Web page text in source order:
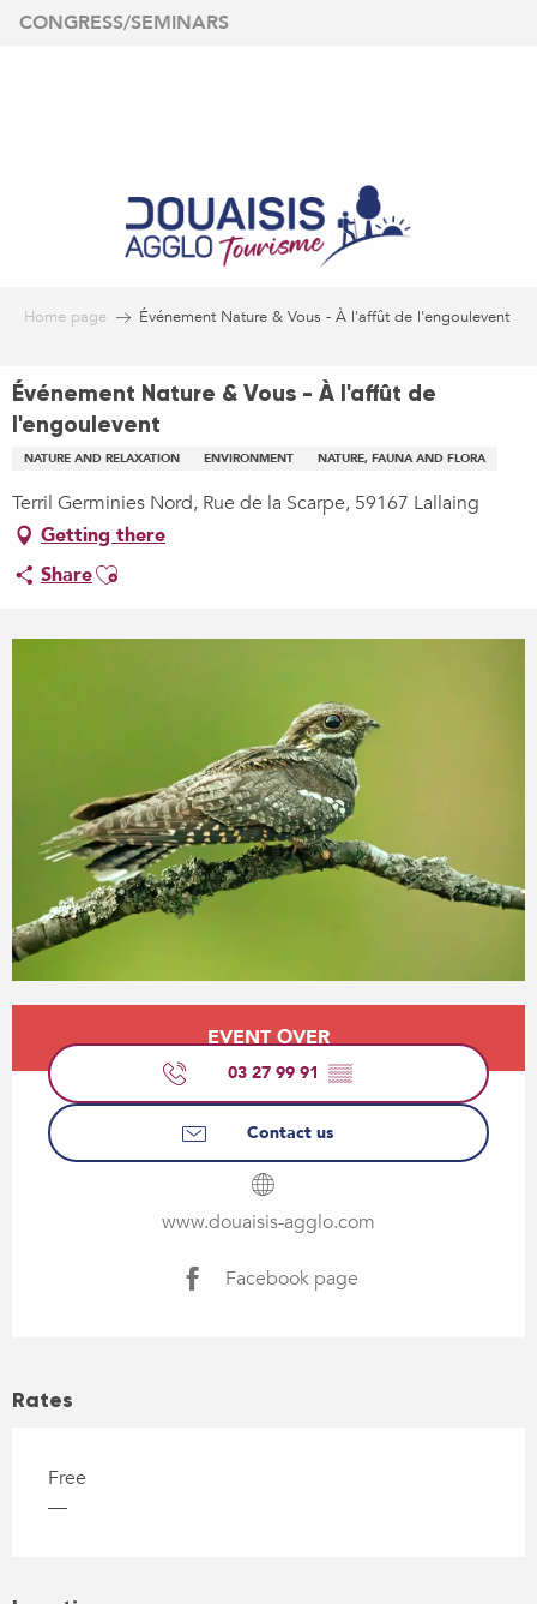
Aller
CONGRESS/SEMINARS
Home page Événement Nature & Vous - À l'affût de l'engoulevent
Événement Nature & Vous - À l'affût de
l'engoulevent
NATURE AND RELAXATION ENVIRONMENT NATURE, FAUNA AND FLORA
Terril Germinies Nord, Rue de la Scarpe, 59167 Lallaing
Getting there
ShareAjouter aux favoris
Opening hours & contact details
EVENT OVER
03 27 99 91 ▒▒
Contact us
www.douaisis-agglo.com
Facebook page
Rates
Free
—